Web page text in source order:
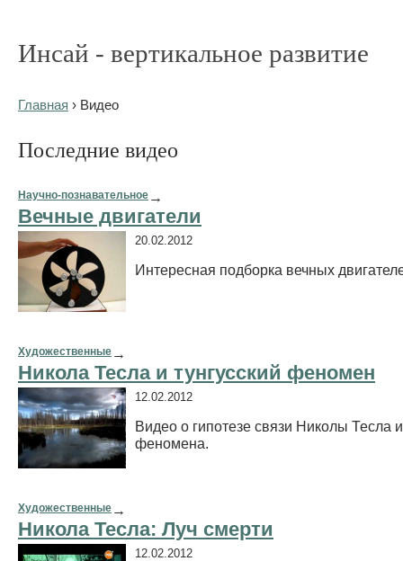
Инсай - вертикальное развитие
Главная › Видео
Последние видео
Научно-познавательное →
Вечные двигатели
20.02.2012
Интересная подборка вечных
Художественные →
Никола Тесла и тунгусский феномен
12.02.2012
Видео о гипотезе связи Николы Тесла и
феномена.
Художественные →
Николa Тесла: Луч смерти
12.02.2012